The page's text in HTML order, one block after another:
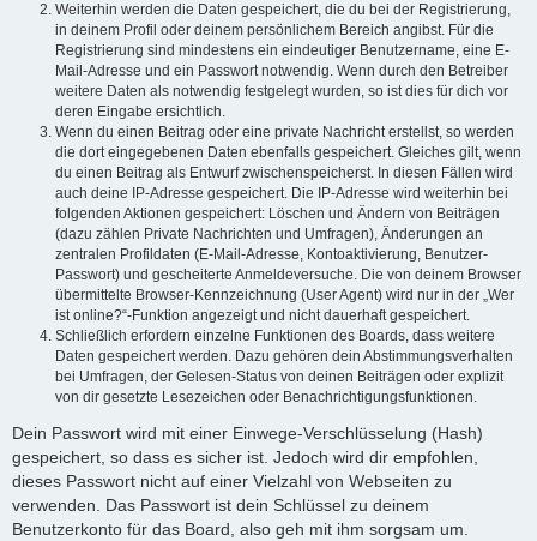
Weiterhin werden die Daten gespeichert, die du bei der Registrierung,
in deinem Profil oder deinem persönlichem Bereich angibst. Für die
Registrierung sind mindestens ein eindeutiger Benutzername, eine E-
Mail-Adresse und ein Passwort notwendig. Wenn durch den Betreiber
weitere Daten als notwendig festgelegt wurden, so ist dies für dich vor
deren Eingabe ersichtlich.
Wenn du einen Beitrag oder eine private Nachricht erstellst, so werden
die dort eingegebenen Daten ebenfalls gespeichert. Gleiches gilt, wenn
du einen Beitrag als Entwurf zwischenspeicherst. In diesen Fällen wird
auch deine IP-Adresse gespeichert. Die IP-Adresse wird weiterhin bei
folgenden Aktionen gespeichert: Löschen und Ändern von Beiträgen
(dazu zählen Private Nachrichten und Umfragen), Änderungen an
zentralen Profildaten (E-Mail-Adresse, Kontoaktivierung, Benutzer-
Passwort) und gescheiterte Anmeldeversuche. Die von deinem Browser
übermittelte Browser-Kennzeichnung (User Agent) wird nur in der „Wer
ist online?“-Funktion angezeigt und nicht dauerhaft gespeichert.
Schließlich erfordern einzelne Funktionen des Boards, dass weitere
Daten gespeichert werden. Dazu gehören dein Abstimmungsverhalten
bei Umfragen, der Gelesen-Status von deinen Beiträgen oder explizit
von dir gesetzte Lesezeichen oder Benachrichtigungsfunktionen.
Dein Passwort wird mit einer Einwege-Verschlüsselung (Hash)
gespeichert, so dass es sicher ist. Jedoch wird dir empfohlen,
dieses Passwort nicht auf einer Vielzahl von Webseiten zu
verwenden. Das Passwort ist dein Schlüssel zu deinem
Benutzerkonto für das Board, also geh mit ihm sorgsam um.